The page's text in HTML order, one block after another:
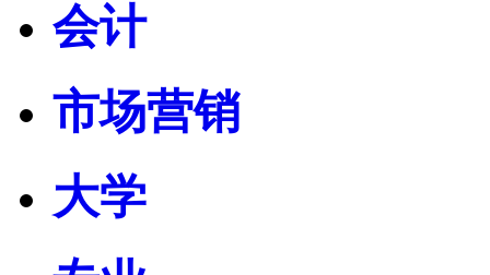
会计
市场营销
大学